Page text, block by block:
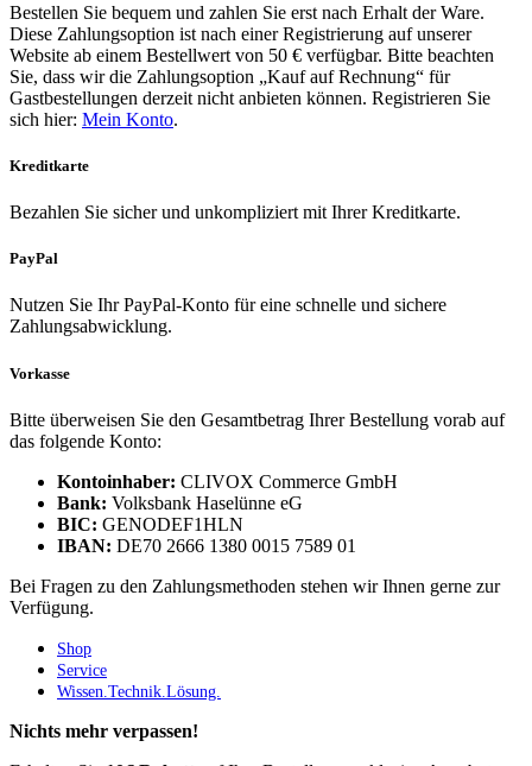
Bestellen Sie bequem und zahlen Sie erst nach Erhalt der Ware.
Diese Zahlungsoption ist nach einer Registrierung auf unserer
Website ab einem Bestellwert von 50 € verfügbar. Bitte beachten
Sie, dass wir die Zahlungsoption „Kauf auf Rechnung“ für
Gastbestellungen derzeit nicht anbieten können. Registrieren Sie
sich hier: Mein Konto.
Kreditkarte
Bezahlen Sie sicher und unkompliziert mit Ihrer Kreditkarte.
PayPal
Nutzen Sie Ihr PayPal-Konto für eine schnelle und sichere
Zahlungsabwicklung.
Vorkasse
Bitte überweisen Sie den Gesamtbetrag Ihrer Bestellung vorab auf
das folgende Konto:
Kontoinhaber: CLIVOX Commerce GmbH
Bank: Volksbank Haselünne eG
BIC: GENODEF1HLN
IBAN: DE70 2666 1380 0015 7589 01
Bei Fragen zu den Zahlungsmethoden stehen wir Ihnen gerne zur
Verfügung.
Shop
Service
Wissen.Technik.Lösung.
Nichts mehr verpassen!